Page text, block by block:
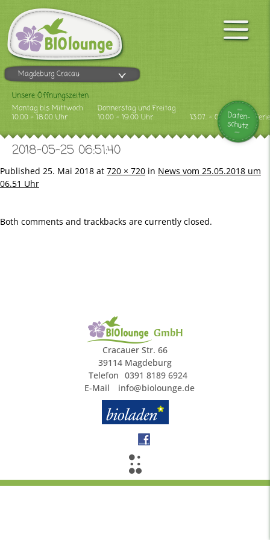
Magdeburg Cracau
Unsere Öffnungszeiten
Montag bis Mittwoch
10.00 - 18.00 Uhr
Donnerstag und Freitag
10.00 - 19.00 Uhr
13.07. - 09.08.2026
Daten-
schutz
2018-05-25 06:51:40
Published 25. Mai 2018 at 720 × 720 in News vom 25.05.2018 um
06.51 Uhr
Both comments and trackbacks are currently closed.
GmbH
Cracauer Str. 66
39114 Magdeburg
Telefon 0391 8189 6924
E-Mail
info@biolounge.de